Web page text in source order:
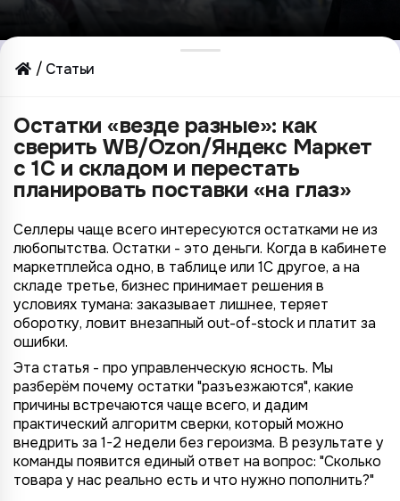
Статьи
Остатки «везде разные»: как
сверить WB/Ozon/Яндекс Маркет
с 1С и складом и перестать
планировать поставки «на глаз»
Селлеры чаще всего интересуются остатками не из
любопытства. Остатки - это деньги. Когда в кабинете
маркетплейса одно, в таблице или 1С другое, а на
складе третье, бизнес принимает решения в
условиях тумана: заказывает лишнее, теряет
оборотку, ловит внезапный out-of-stock и платит за
ошибки.
Эта статья - про управленческую ясность. Мы
разберём почему остатки "разъезжаются", какие
причины встречаются чаще всего, и дадим
практический алгоритм сверки, который можно
внедрить за 1-2 недели без героизма. В результате у
команды появится единый ответ на вопрос: "Сколько
товара у нас реально есть и что нужно пополнить?"